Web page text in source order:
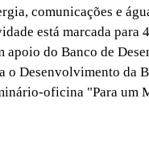
comunicações e
está marcada para
apoio do Banco de
o Desenvolvimento da
oficina "Para um